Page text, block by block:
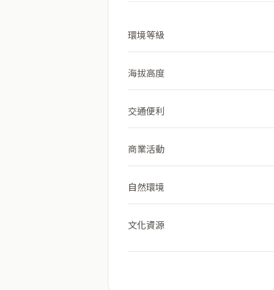
環境等級
海拔高度
交通便利
商業活動
自然環境
文化資源